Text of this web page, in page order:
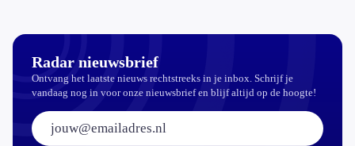
Radar nieuwsbrief
Ontvang het laatste nieuws rechtstreeks in je inbox. Schrijf je
vandaag nog in voor onze nieuwsbrief en blijf altijd op de hoogte!
E-mailadres: